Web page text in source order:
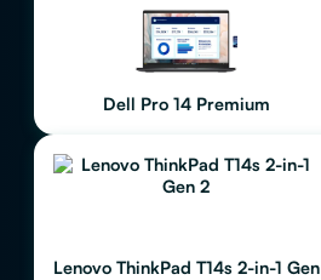
Dell Pro 14 Premium
Lenovo ThinkPad T14s 2-in-1 Gen